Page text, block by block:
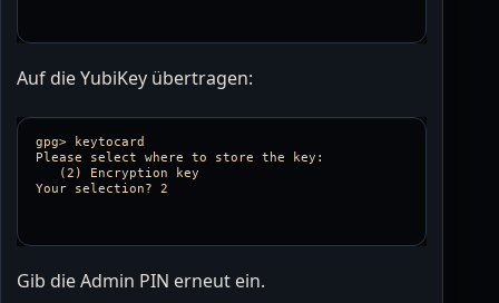
Auf die YubiKey übertragen:
gpg> keytocard
Please select where to store the key:
   (2) Encryption key
Gib die Admin PIN erneut ein.